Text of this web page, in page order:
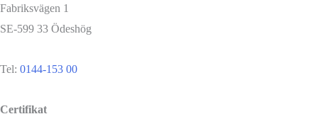
Fabriksvägen 1
SE-599 33 Ödeshög
Tel: 0144-153 00
Certifikat